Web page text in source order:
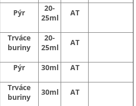
Pýr
20-
25ml
AT
Trváce
buriny
20-
25ml
AT
Pýr 30ml AT
Trváce
buriny
30ml AT